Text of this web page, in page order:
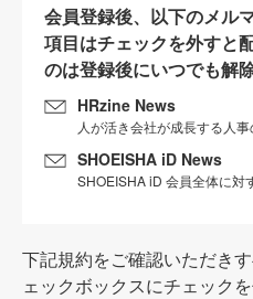
会員登録後、以下のメル
項目はチェックを外すと
のは登録後にいつでも解
HRzine News
人が活き会社が成長する人
SHOEISHA iD News
SHOEISHA iD 会員全体に対
下記規約をご確認いただき
ェックボックスにチェック